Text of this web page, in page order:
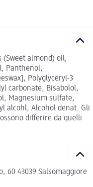
almond) oil,
Panthenol,
Polyglyceryl-3
carbonate, Bisabolol,
Magnesium sulfate,
alcohl, Alcohol denat. Gli
differire da quelli
60 43039 Salsomaggiore